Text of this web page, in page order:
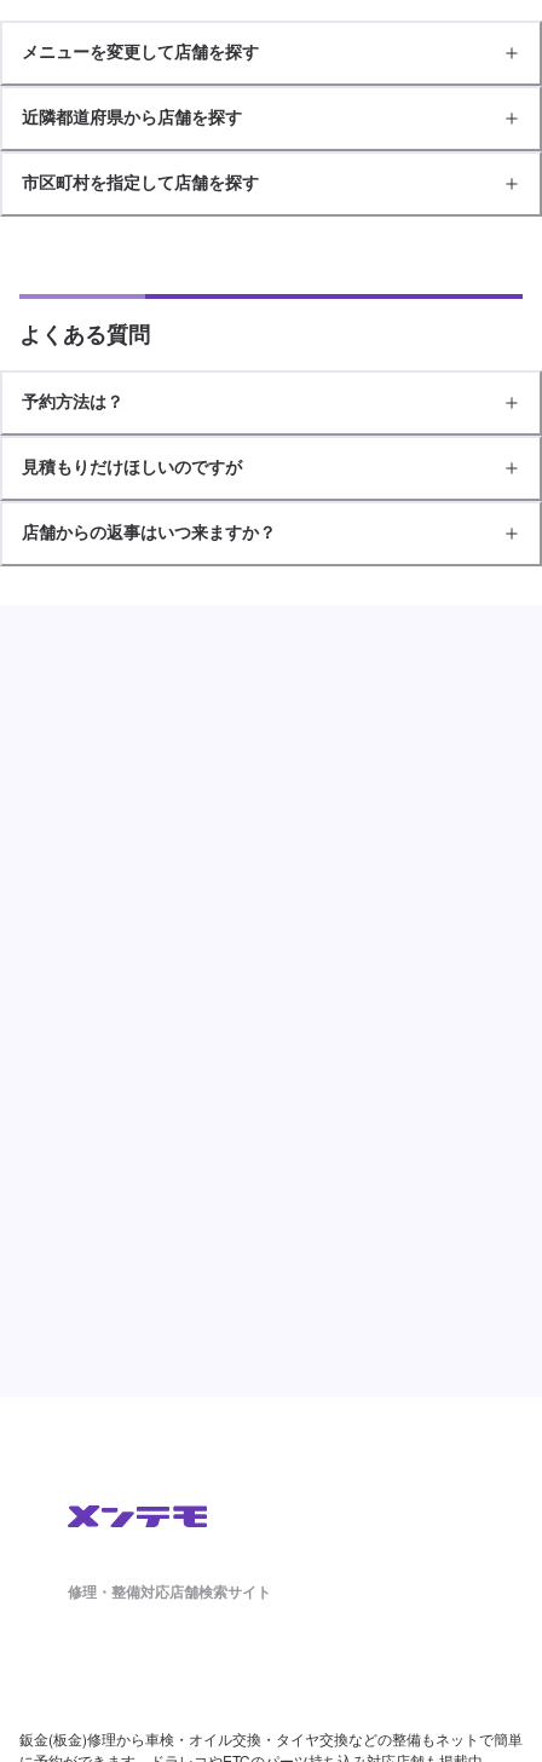
メニューを変更して店舗を探す
近隣都道府県から店舗を探す
市区町村を指定して店舗を探す
よくある質問
予約方法は？
見積もりだけほしいのですが
店舗からの返事はいつ来ますか？
修理・整備対応店舗検索サイト
鈑金(板金)修理から車検・オイル交換・タイヤ交換などの整備もネットで簡単